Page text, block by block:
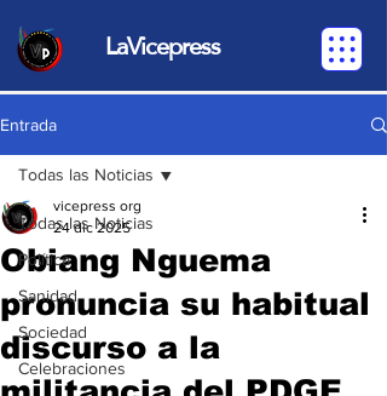
LaVicepress
Entrada
Todas las Noticias
Política
Sanidad
Sociedad
Celebraciones
Todas las Noticias
Obiang Nguema
pronuncia su habitual
discurso a la
vicepress org
24 dic 2025